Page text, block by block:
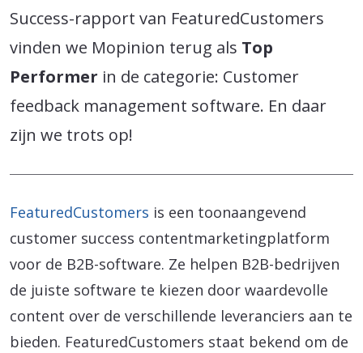
Success-rapport van FeaturedCustomers
vinden we Mopinion terug als Top
Performer in de categorie: Customer
feedback management software. En daar
zijn we trots op!
FeaturedCustomers is een toonaangevend
customer success contentmarketingplatform
voor de B2B-software. Ze helpen B2B-bedrijven
de juiste software te kiezen door waardevolle
content over de verschillende leveranciers aan te
bieden. FeaturedCustomers staat bekend om de